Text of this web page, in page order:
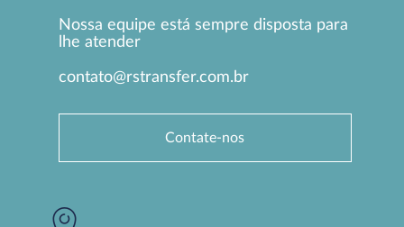
Nossa equipe está sempre disposta para
lhe atender
contato@rstransfer.com.br
Contate-nos